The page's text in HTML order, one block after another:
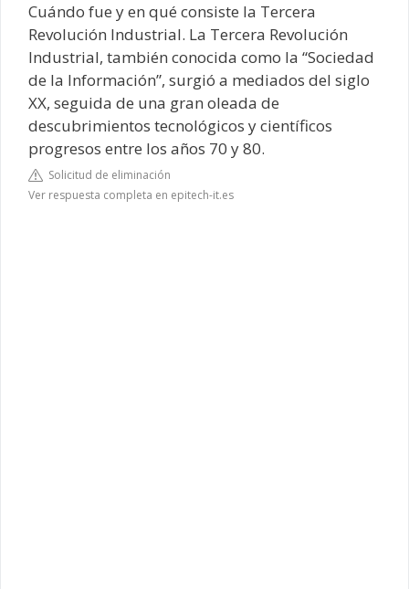
Cuándo fue y en qué consiste la Tercera
Revolución Industrial. La Tercera Revolución
Industrial, también conocida como la “Sociedad
de la Información”, surgió a mediados del siglo
XX, seguida de una gran oleada de
descubrimientos tecnológicos y científicos
progresos entre los años 70 y 80.
Solicitud de eliminación
Ver respuesta completa en epitech-it.es